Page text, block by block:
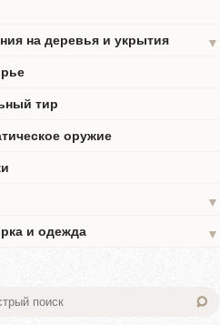
на деревья и укрытия
▼
тир
оружие
▼
и одежда
▼